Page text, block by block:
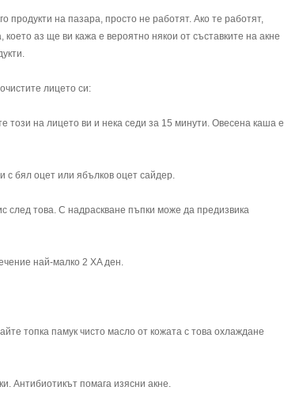
продукти на пазара, просто не работят. Ако те работят,
което аз ще ви кажа е вероятно някои от съставките на акне
лицето си:
този на лицето ви и нека седи за 15 минути. Овесена каша е
с бял оцет или ябълков оцет сайдер.
след това. С надраскване пъпки може да предизвика
най-малко 2 XA ден.
топка памук чисто масло от кожата с това охлаждане
Антибиотикът помага изясни акне.